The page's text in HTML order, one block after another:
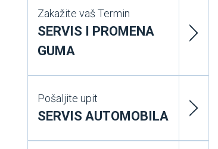
Zakažite vaš Termin
SERVIS I PROMENA
GUMA
Pošaljite upit
SERVIS AUTOMOBILA